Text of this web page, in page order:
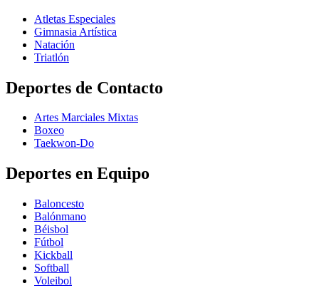
Atletas Especiales
Gimnasia Artística
Natación​
Triatlón​
Deportes de Contacto
Artes Marciales Mixtas
Boxeo
Taekwon-Do
Deportes en Equipo
Baloncesto
Balónmano
Béisbol
Fútbol
Kickball​
Softball​
Voleibol​